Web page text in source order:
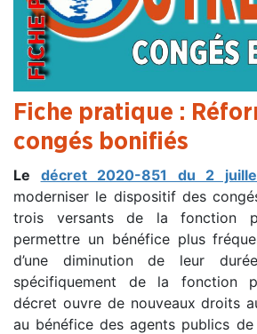
Fiche pratique :
congés bonifiés
Le décret 2020-851 du 2
moderniser le dispositif des
trois versants de la fonction
permettre un bénéfice plus
d’une diminution de leur
spécifiquement de la fonction
décret ouvre de nouveaux droits
au bénéfice des agents publics